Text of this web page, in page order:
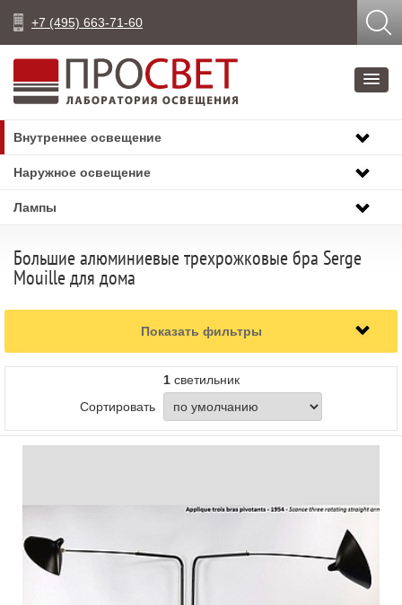
+7 (495) 663-71-60
Внутреннее освещение
Наружное освещение
Лампы
Большие алюминиевые трехрожковые бра Serge
Mouille для дома
Показать фильтры
1светильник
Сортировать